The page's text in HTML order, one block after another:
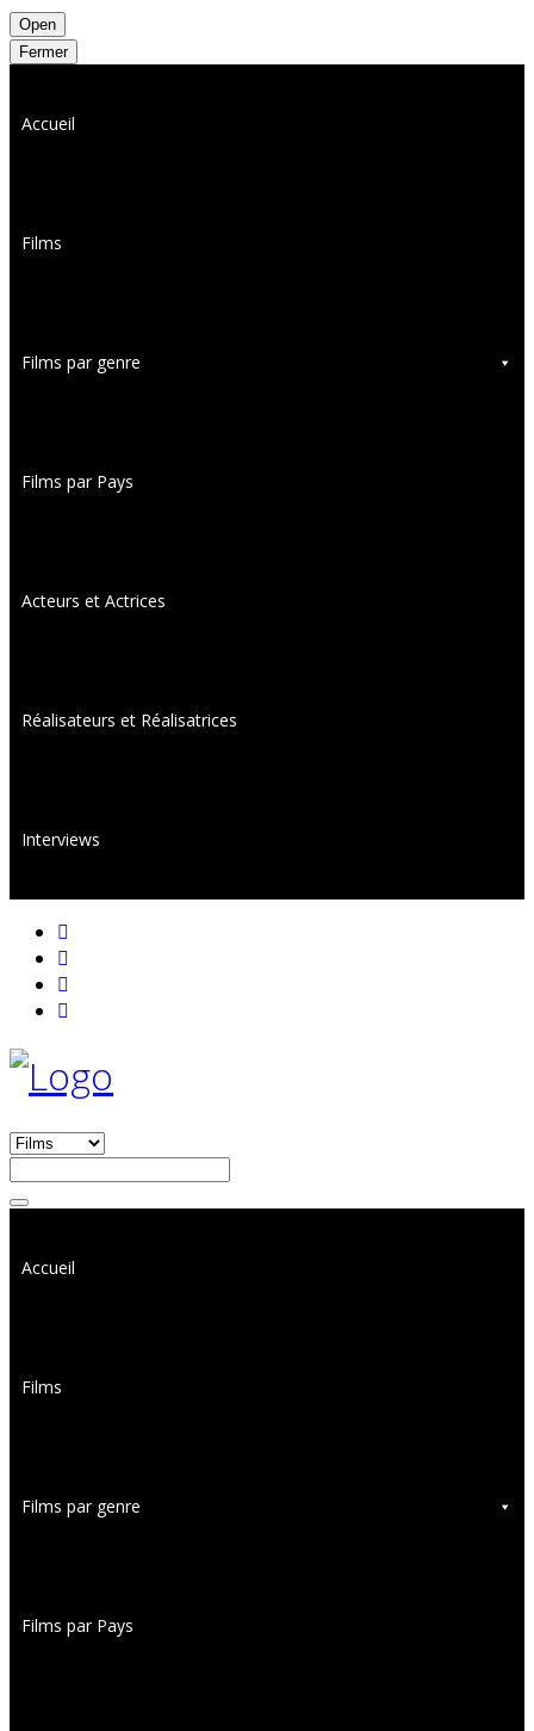
Open
Fermer
Accueil
Films
Films par genre
Films par Pays
Acteurs et Actrices
Réalisateurs et Réalisatrices
Interviews
Accueil
Films
Films par genre
Films par Pays